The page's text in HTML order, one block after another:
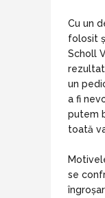
Cu un
folosit
Scholl
un
a fi
putem
toată
se